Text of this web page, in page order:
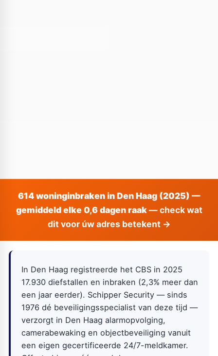
614 woninginbraken in Den Haag (2025) —
gemiddeld elke 0,6 dagen raak— check wat
dit voor úw adres betekent →
In Den Haag registreerde het CBS in 2025
17.930 diefstallen en inbraken (2,3% meer dan
een jaar eerder). Schipper Security — sinds
1976 dé beveiligingsspecialist van deze tijd —
verzorgt in Den Haag alarmopvolging,
camerabewaking en objectbeveiliging vanuit
een eigen gecertificeerde 24/7-meldkamer.